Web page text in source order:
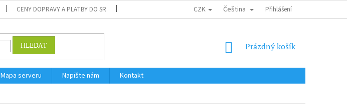
CENY DOPRAVY A PLATBY DO SR DOPRAVA DO EU / INTERNATIONAL SHIPPING OBCHODNÍ PODMÍNKY
CZK Čeština Přihlášení
HLEDAT
NÁKUPNÍ
Prázdný košík
Mapa serveru Napište nám
Kontakt